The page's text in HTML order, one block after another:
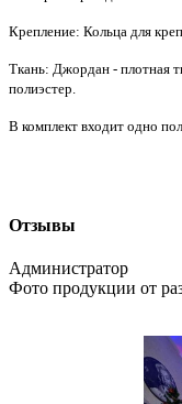
Крепление: Кольца для
Ткань: Джордан - плотная
полиэстер.
В комплект входит одно
Отзывы
Администратор
Фото продукции от